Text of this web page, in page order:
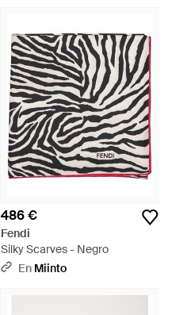
486 €
Fendi
Silky Scarves - Negro
En Miinto